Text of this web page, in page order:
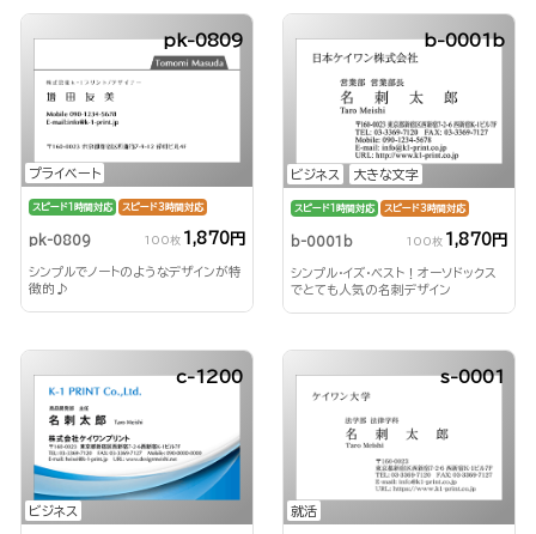
プライベート
pk-0809
スピード1時間対応 スピード3時間対応
pk-0809 100枚 1,870円
シンプルでノートのようなデザインが特
徴的♪
ビジネス 大きな文字
b-0001b
スピード1時間対応 スピード3時間対応
b-0001b 100枚 1,870円
シンプル・イズ・ベスト！オーソドックス
でとても人気の名刺デザイン
ビジネス
c-1200
就活
s-0001